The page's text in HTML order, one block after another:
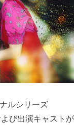
ルシリーズ
び出演キャストが